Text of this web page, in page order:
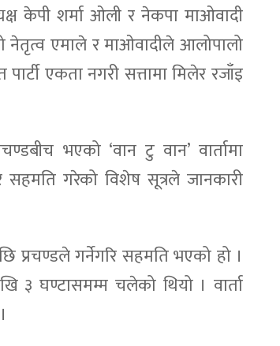
केपी शर्मा ओली र नेकपा माओवादी
नेतृत्व एमाले र माओवादीले आलोपालो
एकता नगरी सत्तामा मिलेर रजाँइ
भएको ‘वान टु वान’ वार्तामा
गरेको विशेष सूत्रले जानकारी
प्रचण्डले गर्नेगरि सहमति भएको हो ।
३ घण्टासमम्म चलेको थियो । वार्ता